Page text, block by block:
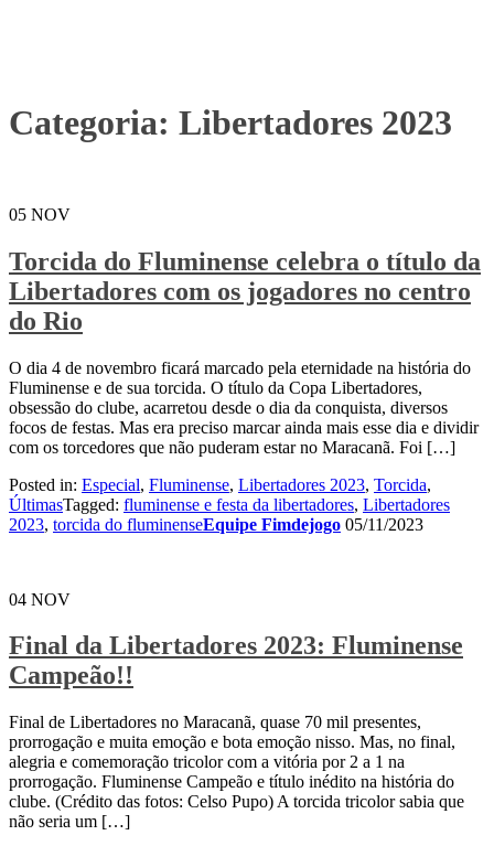
Categoria: Libertadores 2023
05 NOV
Torcida do Fluminense celebra o título da
Libertadores com os jogadores no centro
do Rio
O dia 4 de novembro ficará marcado pela eternidade na história do
Fluminense e de sua torcida. O título da Copa Libertadores,
obsessão do clube, acarretou desde o dia da conquista, diversos
focos de festas. Mas era preciso marcar ainda mais esse dia e dividir
com os torcedores que não puderam estar no Maracanã. Foi […]
Posted in: Especial, Fluminense, Libertadores 2023, Torcida,
ÚltimasTagged: fluminense e festa da libertadores, Libertadores
2023, torcida do fluminenseEquipe Fimdejogo 05/11/2023
04 NOV
Final da Libertadores 2023: Fluminense
Campeão!!
Final de Libertadores no Maracanã, quase 70 mil presentes,
prorrogação e muita emoção e bota emoção nisso. Mas, no final,
alegria e comemoração tricolor com a vitória por 2 a 1 na
prorrogação. Fluminense Campeão e título inédito na história do
clube. (Crédito das fotos: Celso Pupo) A torcida tricolor sabia que
não seria um […]